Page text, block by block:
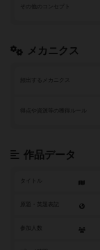
その他のコンセプト
メカニクス
頻出するメカニクス
作品データ
タイトル
参加人数